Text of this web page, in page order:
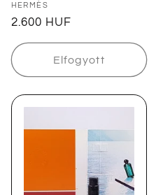
Forgalmazó:
HERMÈS
Normál
2.600 HUF
Elfogyott